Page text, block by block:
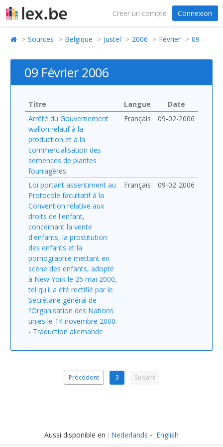
Créer un compte Connexion
Sources Belgique Justel 2006 Février 09
09 Février 2006
Titre Langue
Date
Arrêté du Gouvernement
wallon relatif à la
production et à la
commercialisation des
semences de plantes
fourragères.
Français 09-02-2006
Loi portant assentiment au
Protocole facultatif à la
Convention relative aux
droits de l'enfant,
concernant la vente
d'enfants, la prostitution
des enfants et la
pornographie mettant en
scène des enfants, adopté
à New York le 25 mai 2000,
tel qu'il a été rectifié par le
Secrétaire général de
l'Organisation des Nations
unies le 14 novembre 2000.
- Traduction allemande
Français 09-02-2006
Précédent 3 Suivant
Aussi disponible en : Nederlands English